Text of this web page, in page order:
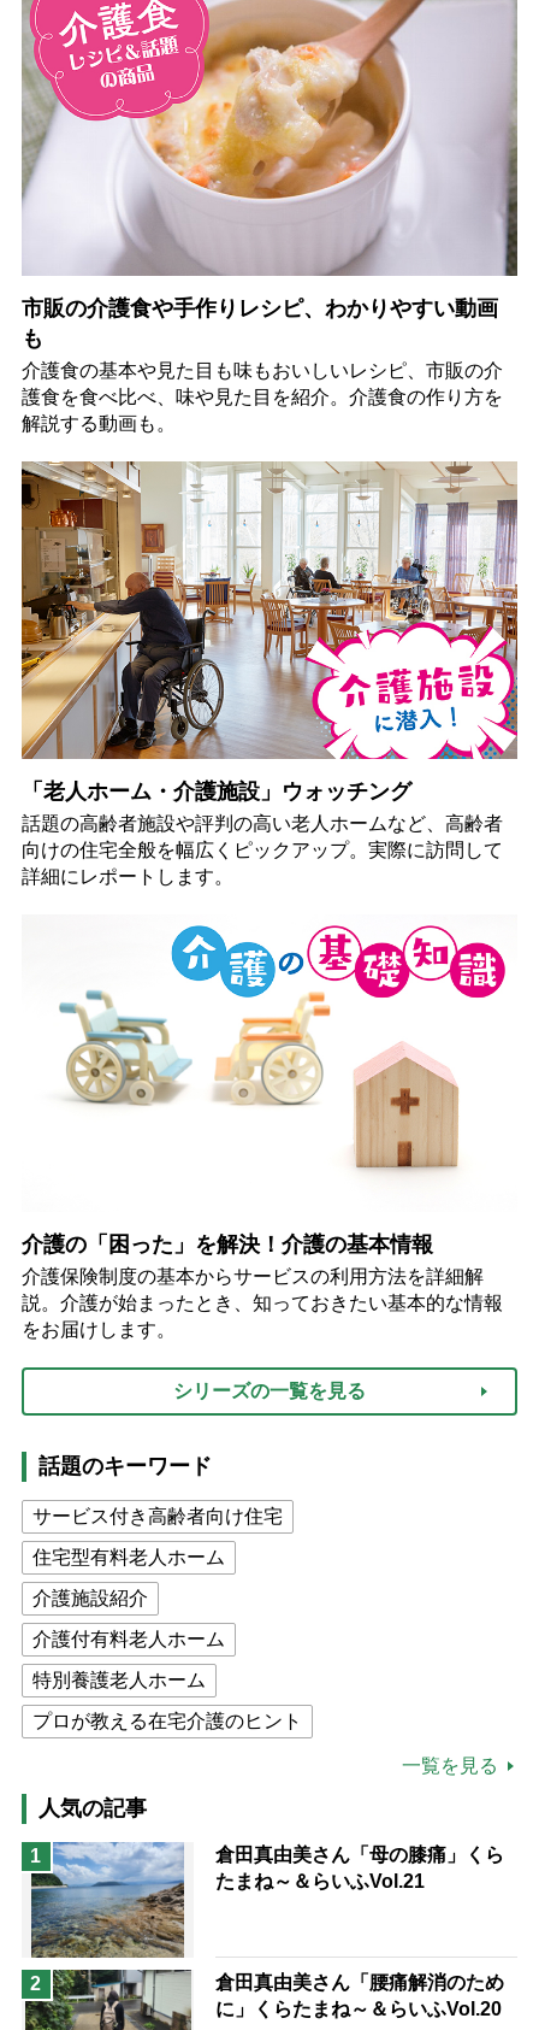
市販の介護食や手作りレシピ、わかりやすい動画
も
介護食の基本や見た目も味もおいしいレシピ、市販の介
護食を食べ比べ、味や見た目を紹介。介護食の作り方を
解説する動画も。
「老人ホーム・介護施設」ウォッチング
話題の高齢者施設や評判の高い老人ホームなど、高齢者
向けの住宅全般を幅広くピックアップ。実際に訪問して
詳細にレポートします。
介護の「困った」を解決！介護の基本情報
介護保険制度の基本からサービスの利用方法を詳細解
説。介護が始まったとき、知っておきたい基本的な情報
をお届けします。
シリーズの一覧を見る
話題のキーワード
サービス付き高齢者向け住宅
住宅型有料老人ホーム
介護施設紹介
介護付有料老人ホーム
特別養護老人ホーム
プロが教える在宅介護のヒント
高木ブー
ケアマネジャー
猫が母になつきません
息子の遠距離介護サバイバル術
兄がボケました
予防法
一覧を見る
人気の記事
1
倉田真由美さん「母の膝痛」くら
たまね～＆らいふVol.21
2
倉田真由美さん「腰痛解消のため
に」くらたまね～＆らいふVol.20